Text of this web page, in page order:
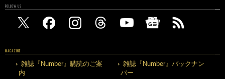
FOLLOW US
MAGAZINE
雑誌『Number』購読のご案
内
雑誌『Number』バックナン
バー